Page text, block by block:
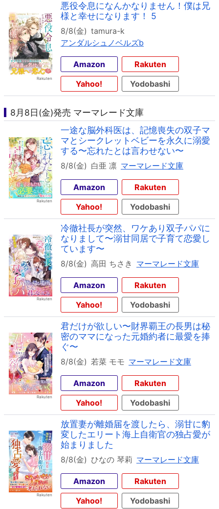
悪役令息になんかなりません！僕は兄
様と幸せになります！ 5
8/8(金) tamura-k
アンダルシュノベルズb
Amazon
Rakuten
Yahoo!
Yodobashi
8月8日(金)発売 マーマレード文庫
一途な脳外科医は、記憶喪失の双子マ
マとシークレットベビーを永久に溺愛
する〜忘れたとは言わせない〜
8/8(金) 白亜 凛 マーマレード文庫
Amazon
Rakuten
Yahoo!
Yodobashi
冷徹社長が突然、ワケあり双子パパに
なりまして〜溺甘同居で子育て恋愛し
ています〜
8/8(金) 高田 ちさき マーマレード文庫
Amazon
Rakuten
Yahoo!
Yodobashi
君だけが欲しい〜財界覇王の長男は秘
密のママになった元婚約者に最愛を捧
ぐ〜
8/8(金) 若菜 モモ マーマレード文庫
Amazon
Rakuten
Yahoo!
Yodobashi
放置妻が離婚届を渡したら、溺甘に豹
変したエリート海上自衛官の独占愛が
始まりました
8/8(金) ひなの 琴莉 マーマレード文庫
Amazon
Rakuten
Yahoo!
Yodobashi